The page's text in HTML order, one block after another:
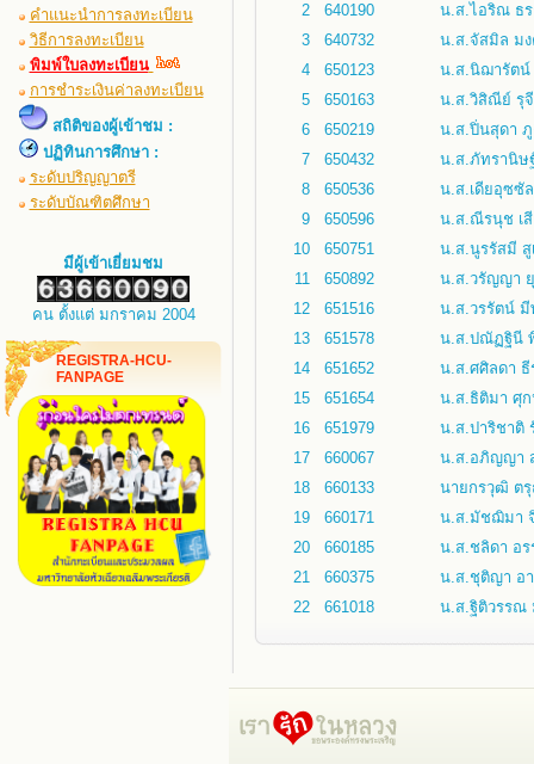
คำแนะนำการลงทะเบียน
วิธีการลงทะเบียน
พิมพ์ใบลงทะเบียน
การชำระเงินค่าลงทะเบียน
สถิติของผู้เข้าชม :
ปฏิทินการศึกษา :
ระดับปริญญาตรี
ระดับบัณฑิตศึกษา
มีผู้เข้าเยี่ยมชม
คน ตั้งแต่ มกราคม 2004
REGISTRA-HCU-
FANPAGE
2
640190
น.ส.ไอริณ ธ
3
640732
น.ส.จัสมิล ม
4
650123
น.ส.นิฌารัตน์
5
650163
น.ส.วิสิณีย์ รุ
6
650219
น.ส.ปิ่นสุดา
7
650432
น.ส.ภัทรานิษ
8
650536
น.ส.เดียอุซซั
9
650596
น.ส.ณีรนุช เสี
10
650751
น.ส.นูรรัสมี สู
11
650892
น.ส.วรัญญา
12
651516
น.ส.วรรัตน์
13
651578
น.ส.ปณัฏฐินี
14
651652
น.ส.ศศิลดา
15
651654
น.ส.ธิติมา ศุก
16
651979
น.ส.ปาริชาติ
17
660067
น.ส.อภิญญา
18
660133
นายกรวุฒิ ต
19
660171
น.ส.มัชฌิมา
20
660185
น.ส.ชลิดา อ
21
660375
น.ส.ชุติญา อ
22
661018 น.ส.ฐิติวรรณ